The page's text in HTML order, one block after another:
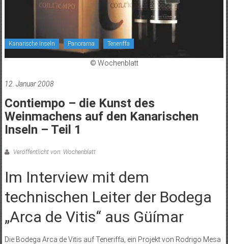
Kanarische Inseln Panorama Teneriffa
© Wochenblatt
12. Januar 2008
Contiempo – die Kunst des
Weinmachens auf den Kanarischen
Inseln – Teil 1
Veröffentlicht von: Wochenblatt
Im Interview mit dem
technischen Leiter der Bodega
„Arca de Vitis“ aus Güímar
Die Bodega Arca de Vitis auf Teneriffa, ein Projekt von Rodrigo Mesa